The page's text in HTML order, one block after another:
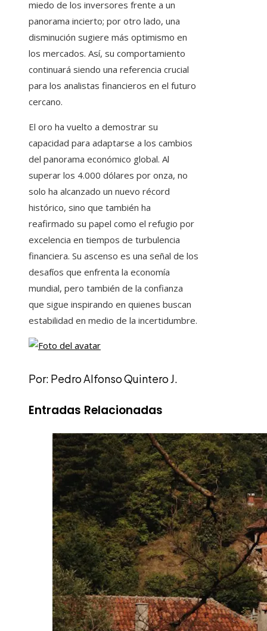
miedo de los inversores frente a un
panorama incierto; por otro lado, una
disminución sugiere más optimismo en
los mercados. Así, su comportamiento
continuará siendo una referencia crucial
para los analistas financieros en el futuro
cercano.
El oro ha vuelto a demostrar su
capacidad para adaptarse a los cambios
del panorama económico global. Al
superar los 4.000 dólares por onza, no
solo ha alcanzado un nuevo récord
histórico, sino que también ha
reafirmado su papel como el refugio por
excelencia en tiempos de turbulencia
financiera. Su ascenso es una señal de los
desafíos que enfrenta la economía
mundial, pero también de la confianza
que sigue inspirando en quienes buscan
estabilidad en medio de la incertidumbre.
Por: Pedro Alfonso Quintero J.
Entradas Relacionadas